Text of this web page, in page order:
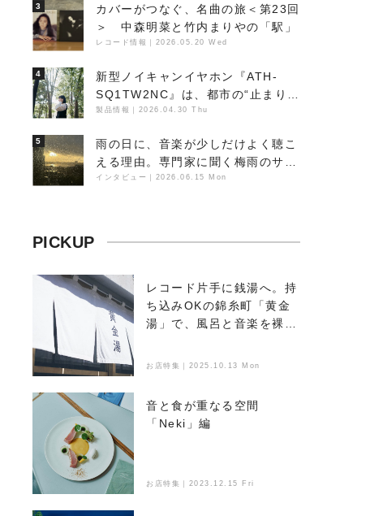
3
カバーがつなぐ、名曲の旅＜第23回
＞ 中森明菜と竹内まりやの「駅」
レコード情報 2026.05.20 Wed
4
新型ノイキャンイヤホン『ATH-
SQ1TW2NC』は、都市の“止まり
木”になり得るーシンガーソングラ
製品情報 2026.04.30 Thu
5
雨の日に、音楽が少しだけよく聴こ
える理由。専門家に聞く梅雨のサウ
ンドスケープ
インタビュー 2026.06.15 Mon
PICKUP
レコード片手に銭湯へ。持
ち込みOKの錦糸町「黄金
湯」で、風呂と音楽を裸で
お店特集｜2025.10.13 Mon
音と食が重なる空間
「Neki」編
お店特集｜2023.12.15 Fri